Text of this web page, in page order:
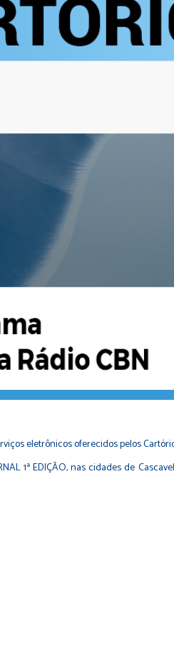
eletrônicos oferecidos pelos
1ª EDIÇÃO, nas cidades de